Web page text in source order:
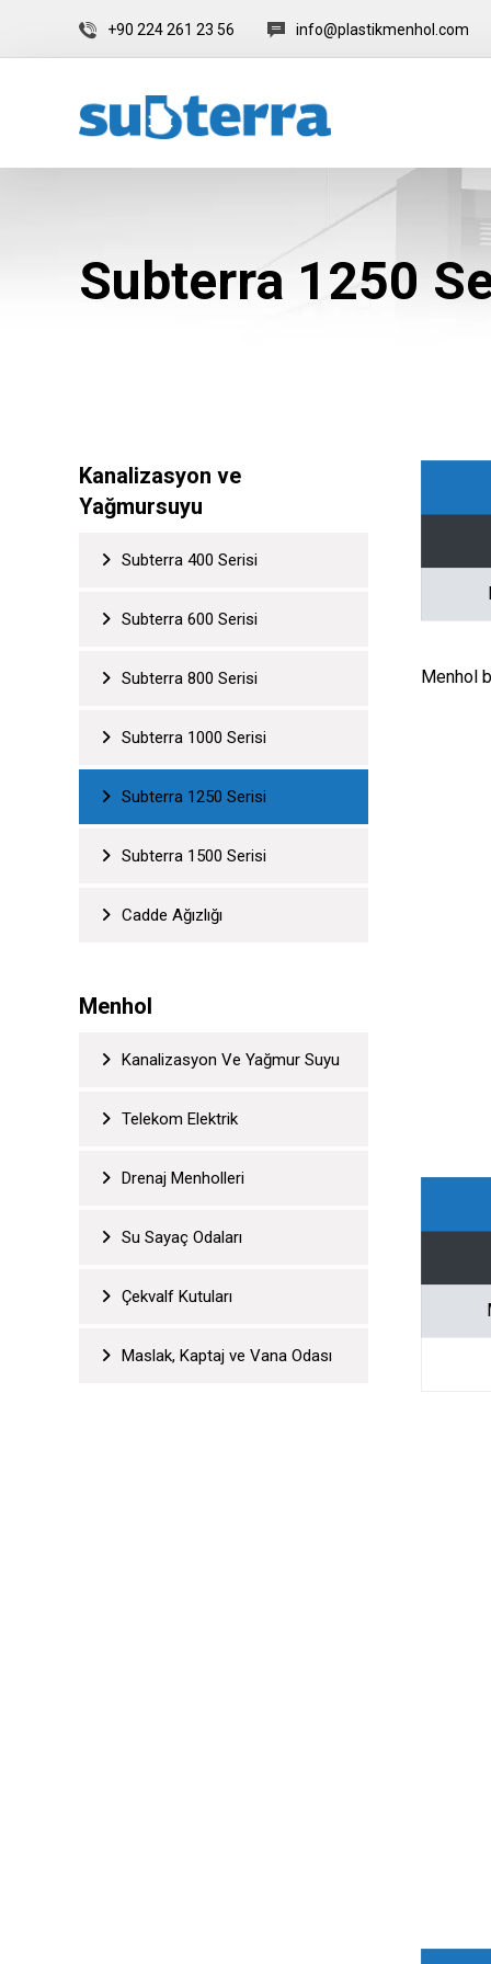
+90 224 261 23 56 info@plastikmenhol.com
Subterra 1250
Menhol
Kanalizasyon ve
Yağmursuyu
Subterra 400 Serisi
Subterra 600 Serisi
Subterra 800 Serisi
Subterra 1000 Serisi
Subterra 1250 Serisi
Subterra 1500 Serisi
Cadde Ağızlığı
Menhol
Kanalizasyon Ve Yağmur Suyu
Telekom Elektrik
Drenaj Menholleri
Su Sayaç Odaları
Çekvalf Kutuları
Maslak, Kaptaj ve Vana Odası